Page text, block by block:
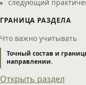
следующий
ГРАНИЦА РАЗДЕЛА
Что важно учитывать
Точный состав и
направлении.
Открыть раздел